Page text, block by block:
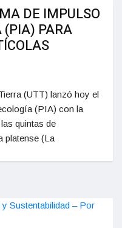
DE IMPULSO
(PIA) PARA
(UTT) lanzó hoy el
(PIA) con la
quintas de
platense (La